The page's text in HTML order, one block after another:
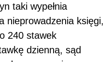
taki wypełnia
nieprowadzenia księgi,
240 stawek
dzienną, sąd